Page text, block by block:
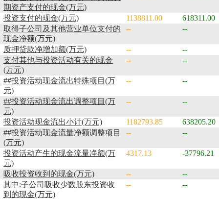
期资产支付的现金(万元)
投资支付的现金(万元) 1138811.00
618311.00
取得子公司及其他营业单位支付的
现金净额(万元)
-- --
质押贷款净增加额(万元) --
--
支付其他与投资活动有关的现金
(万元)
-- --
##投资活动现金流出特殊项目(万
元)
-- --
##投资活动现金流出调整项目(万
元)
-- --
投资活动现金流出小计(万元) 1182793.85
638205.20
##投资活动现金流量净额调整项目
(万元)
-- --
投资活动产生的现金流量净额(万
元)
4317.13 -37796.21
吸收投资收到的现金(万元) --
--
其中:子公司吸收少数股东投资收
到的现金(万元)
-- --